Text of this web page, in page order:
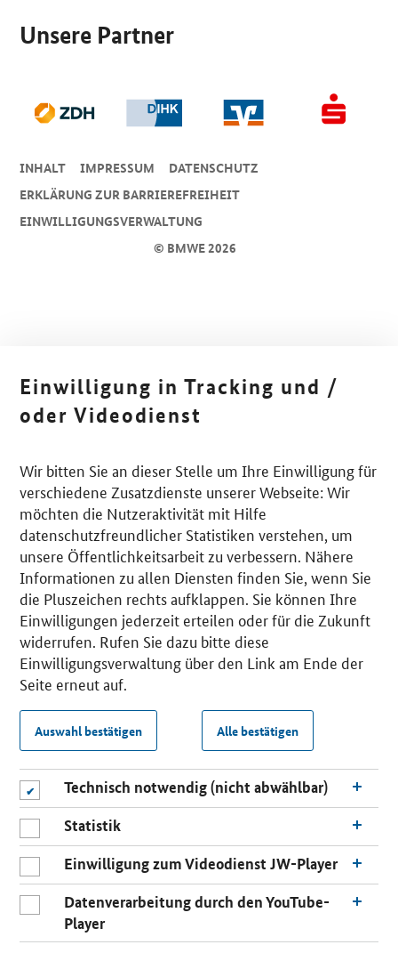
Unsere Partner
© BMWE 2026
INHALT IMPRESSUM
DA­TEN­SCHUTZ
ERKLÄRUNG ZUR BARRIEREFREIHEIT
EINWILLIGUNGSVERWALTUNG
Einwilligung in Tracking und /
oder Videodienst
Wir bitten Sie an dieser Stelle um Ihre Einwilligung für
verschiedene Zusatzdienste unserer Webseite: Wir
möchten die Nutzeraktivität mit Hilfe
datenschutzfreundlicher Statistiken verstehen, um
unsere Öffentlichkeitsarbeit zu verbessern. Nähere
Informationen zu allen Diensten finden Sie, wenn Sie
die Pluszeichen rechts aufklappen. Sie können Ihre
Einwilligungen jederzeit erteilen oder für die Zukunft
widerrufen. Rufen Sie dazu bitte diese
Einwilligungsverwaltung über den Link am Ende der
Seite erneut auf.
Auswahl bestätigen Alle bestätigen
Technisch notwendig (nicht abwählbar)
Statistik
Einwilligung zum Videodienst JW-Player
Datenverarbeitung durch den YouTube-
Player